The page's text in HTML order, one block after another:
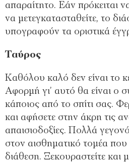
απαραίτητο. Εάν πρόκειται
να μετεγκατασταθείτε, το
υπογραφούν τα οριστικά
Ταύρος
Καθόλου καλό δεν είναι το
Αφορμή γι’ αυτό θα είναι ο
κάποιος από το σπίτι σας.
και αφήσετε στην άκρη τις
απαισιοδοξίες. Πολλά
στον αισθηματικό τομέα
διάθεση. Ξεκουραστείτε και